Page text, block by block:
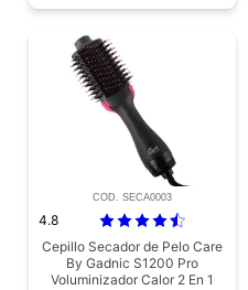
COD. SECA0003
4.8
Cepillo Secador de Pelo Care
By Gadnic S1200 Pro
Voluminizador Calor 2 En 1